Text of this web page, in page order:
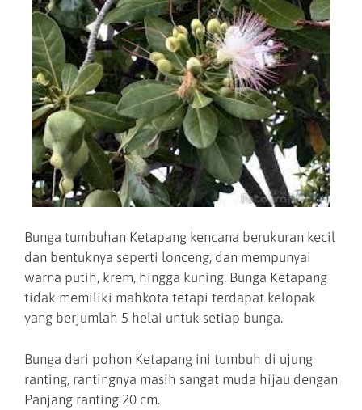
Bunga tumbuhan Ketapang kencana berukuran kecil
dan bentuknya seperti lonceng, dan mempunyai
warna putih, krem, hingga kuning. Bunga Ketapang
tidak memiliki mahkota tetapi terdapat kelopak
yang berjumlah 5 helai untuk setiap bunga.
Bunga dari pohon Ketapang ini tumbuh di ujung
ranting, rantingnya masih sangat muda hijau dengan
Panjang ranting 20 cm.